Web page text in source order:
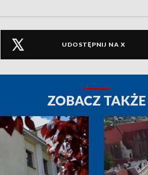
UDOSTĘPNIJ NA X
ZOBACZ TAKŻE